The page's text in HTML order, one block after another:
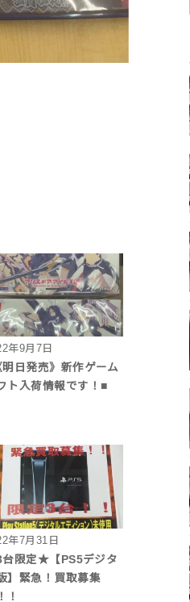
年9月7日
明日発売》新作ゲーム
ト入荷情報です！■
年7月31日
限定★【PS5デジタ
】緊急！買取募集
！